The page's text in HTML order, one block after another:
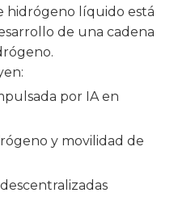
hidrógeno líquido está
de una cadena
por IA en
y movilidad de